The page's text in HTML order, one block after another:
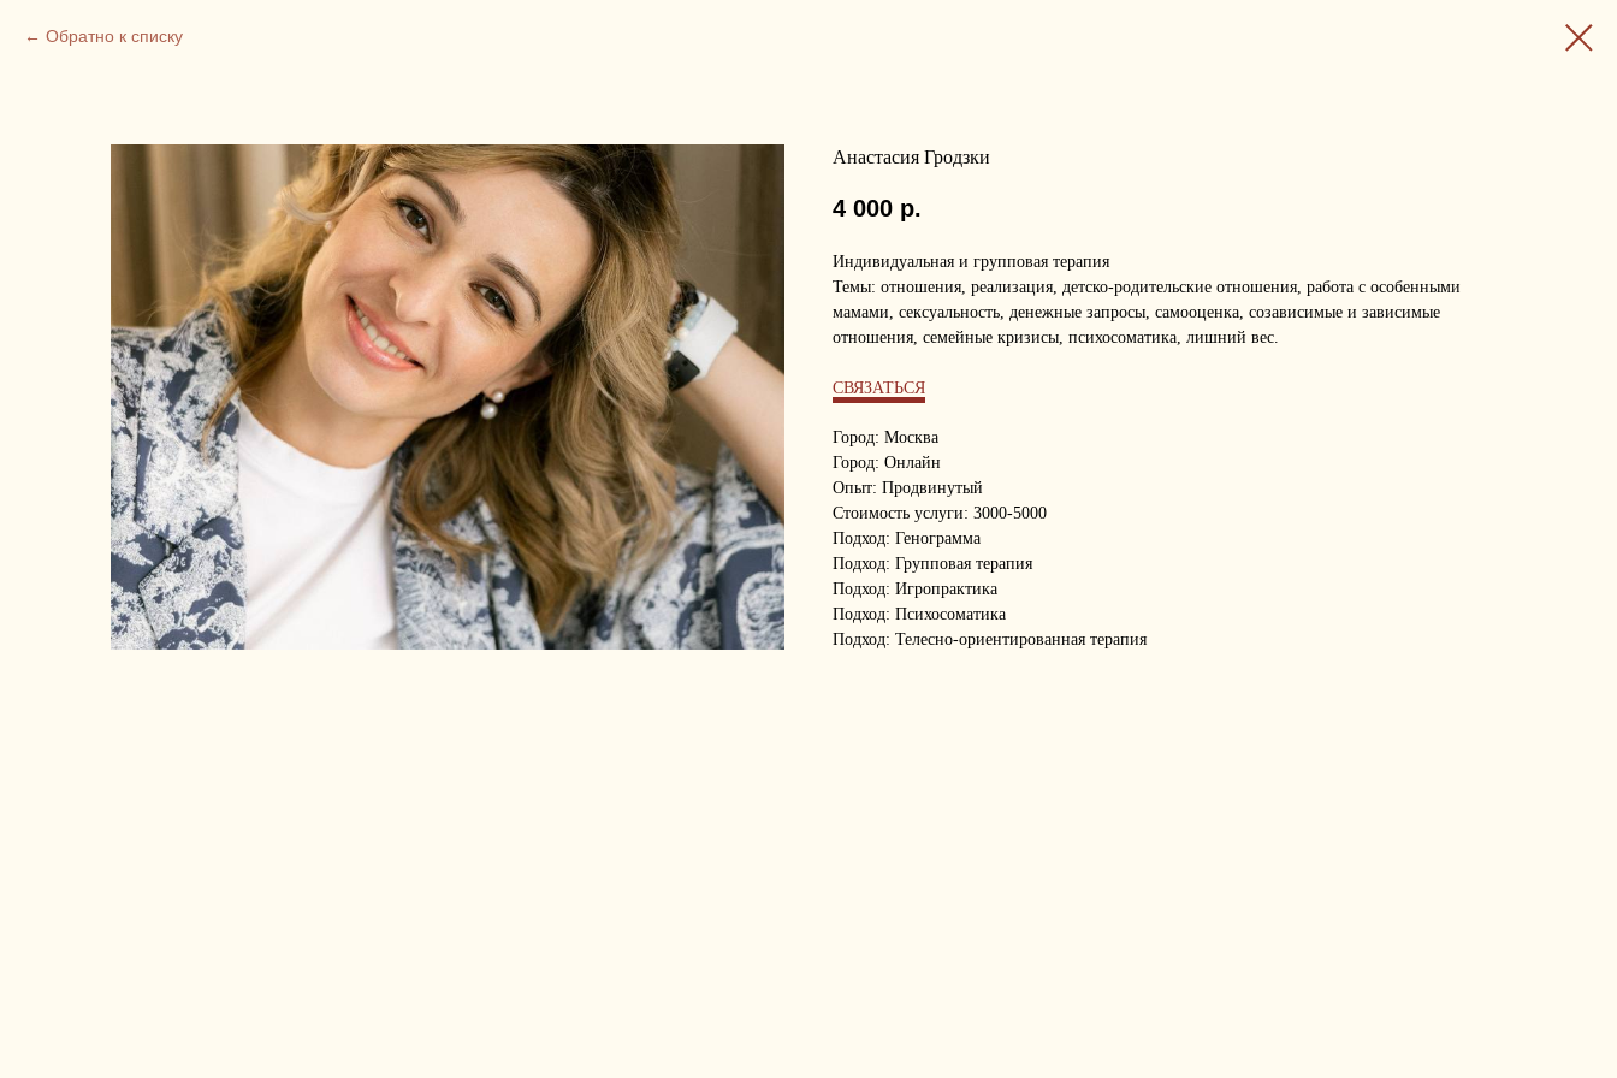
Обратно к списку
Анастасия Гродзки
4 000 р.
Индивидуальная и групповая терапия
Темы: отношения, реализация, детско-родительские отношения, работа с особенными
мамами, сексуальность, денежные запросы, самооценка, созависимые и зависимые
отношения, семейные кризисы, психосоматика, лишний вес.
СВЯЗАТЬСЯ
Город: Москва
Город: Онлайн
Опыт: Продвинутый
Стоимость услуги: 3000-5000
Подход: Генограмма
Подход: Групповая терапия
Подход: Игропрактика
Подход: Психосоматика
Подход: Телесно-ориентированная терапия